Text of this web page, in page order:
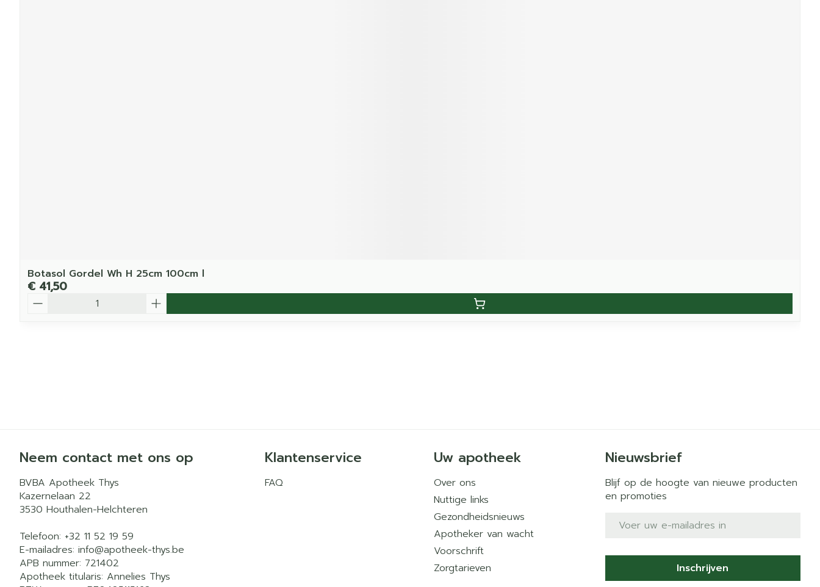
Botasol Gordel Wh H 25cm 100cm l
€ 41,50
Neem contact met ons op
BVBA Apotheek Thys
Kazernelaan 22
3530 Houthalen-Helchteren
Telefoon: +32 11 52 19 59
E-mailadres: info@apotheek-thys.be
APB nummer: 721402
Apotheek titularis: Annelies Thys
Klantenservice
FAQ
Uw apotheek
Over ons
Nuttige links
Gezondheidsnieuws
Apotheker van wacht
Voorschrift
Zorgtarieven
Nieuwsbrief
Blijf op de hoogte van nieuwe producten
en promoties
E-mail adres
Inschrijven